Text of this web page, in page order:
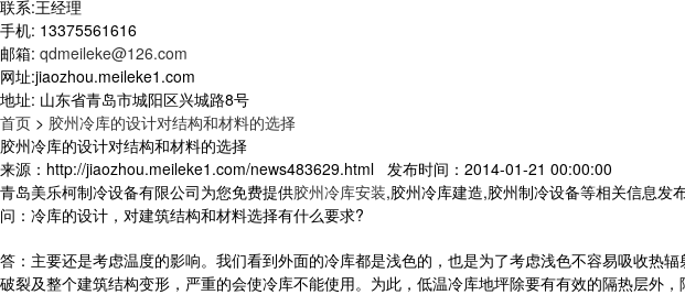
联系:王经理
手机: 13375561616
邮箱: qdmeileke@126.com
网址:jiaozhou.meileke1.com
地址: 山东省青岛市城阳区兴城路8号
首页 > 胶州冷库的设计对结构和材料的选择
胶州冷库的设计对结构和材料的选择
来源：http://jiaozhou.meileke1.com/news483629.html 发布时间：2014-01-21 00:00:00
青岛美乐柯制冷设备有限公司为您免费提供胶州冷库安装,胶州冷库建造,胶州制冷设备等相关信息发
问：冷库的设计，对建筑结构和材料选择有什么要求?
答：主要还是考虑温度的影响。我们看到外面的冷库都是浅色的，也是为了考虑浅色不容易吸收热
破裂及整个建筑结构变形，严重的会使冷库不能使用。为此，低温冷库地坪除要有有效的隔热层外，